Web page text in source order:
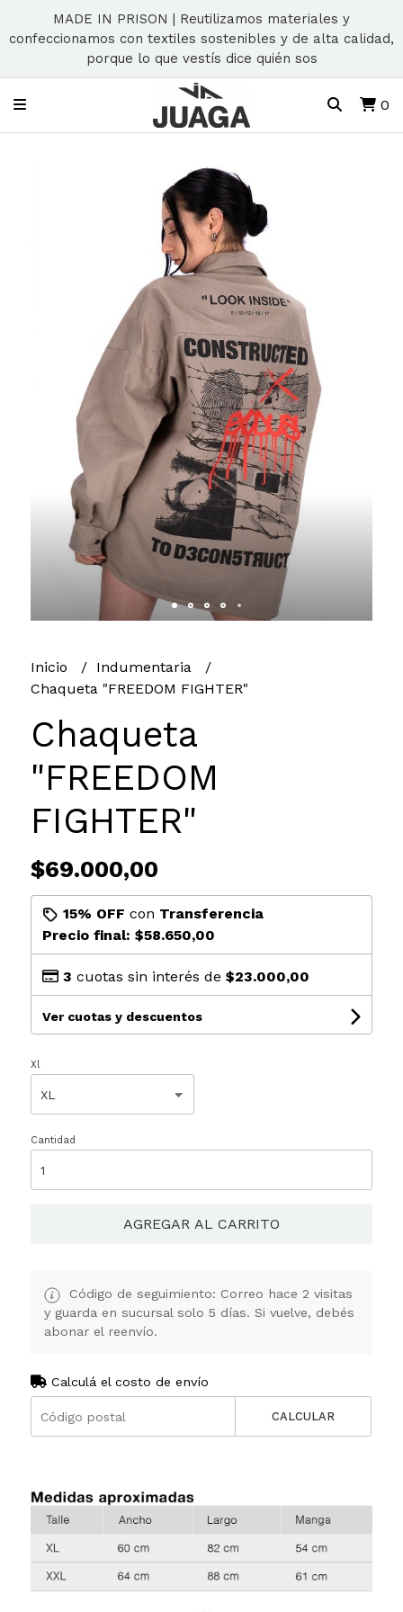
MADE IN PRISON | Reutilizamos materiales y
confeccionamos con textiles sostenibles y de alta calidad,
porque lo que vestís dice quién sos
0
Inicio
Indumentaria
Chaqueta "FREEDOM FIGHTER"
Chaqueta
"FREEDOM
FIGHTER"
$69.000,00
15% OFF con Transferencia
Precio final: $58.650,00
3 cuotas sin interés de $23.000,00
Ver cuotas y descuentos
Xl
Cantidad
AGREGAR AL CARRITO
Código de seguimiento: Correo hace 2 visitas
y guarda en sucursal solo 5 días. Si vuelve, debés
abonar el reenvío.
Calculá el costo de envío
CALCULAR